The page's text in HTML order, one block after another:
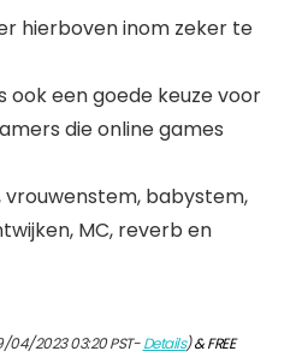
hierboven inom zeker te
ook een goede keuze voor
die online games
babystem,
MC, reverb en
04/2023 03:20 PST-Details)&FREE